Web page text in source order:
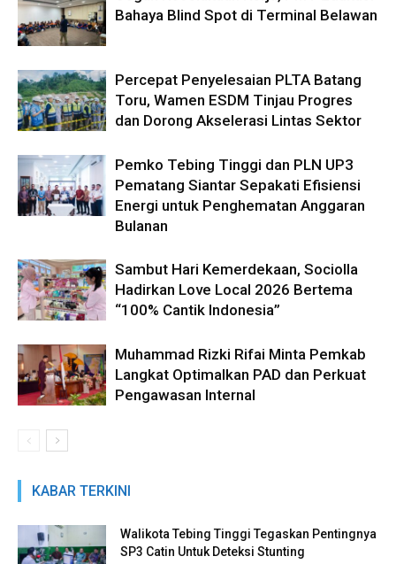
Bahaya Blind Spot di Terminal Belawan
Percepat Penyelesaian PLTA Batang
Toru, Wamen ESDM Tinjau Progres
dan Dorong Akselerasi Lintas Sektor
Pemko Tebing Tinggi dan PLN UP3
Pematang Siantar Sepakati Efisiensi
Energi untuk Penghematan Anggaran
Bulanan
Sambut Hari Kemerdekaan, Sociolla
Hadirkan Love Local 2026 Bertema
“100% Cantik Indonesia”
Muhammad Rizki Rifai Minta Pemkab
Langkat Optimalkan PAD dan Perkuat
Pengawasan Internal
KABAR TERKINI
Walikota Tebing Tinggi Tegaskan Pentingnya
SP3 Catin Untuk Deteksi Stunting